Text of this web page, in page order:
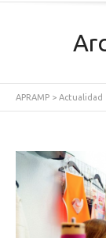
APRAMP > Actualidad